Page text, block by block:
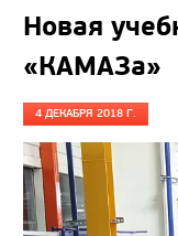
Новая
«КАМАЗа»
4 ДЕКАБРЯ 2018 Г.